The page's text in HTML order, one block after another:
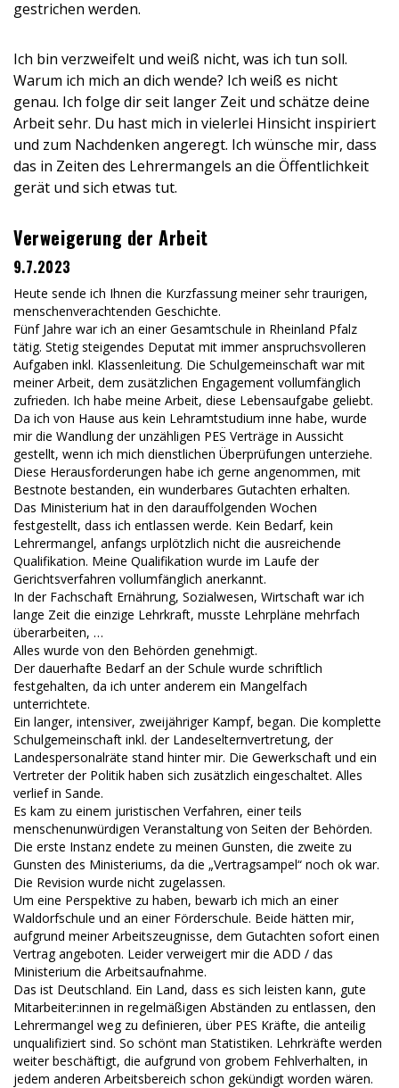
gestrichen werden.
Ich bin verzweifelt und weiß nicht, was ich tun soll.
Warum ich mich an dich wende? Ich weiß es nicht
genau. Ich folge dir seit langer Zeit und schätze deine
Arbeit sehr. Du hast mich in vielerlei Hinsicht inspiriert
und zum Nachdenken angeregt. Ich wünsche mir, dass
das in Zeiten des Lehrermangels an die Öffentlichkeit
gerät und sich etwas tut.
Verweigerung der Arbeit
9.7.2023
Heute sende ich Ihnen die Kurzfassung meiner sehr traurigen,
menschenverachtenden Geschichte.
Fünf Jahre war ich an einer Gesamtschule in Rheinland Pfalz
tätig. Stetig steigendes Deputat mit immer anspruchsvolleren
Aufgaben inkl. Klassenleitung. Die Schulgemeinschaft war mit
meiner Arbeit, dem zusätzlichen Engagement vollumfänglich
zufrieden. Ich habe meine Arbeit, diese Lebensaufgabe geliebt.
Da ich von Hause aus kein Lehramtstudium inne habe, wurde
mir die Wandlung der unzähligen PES Verträge in Aussicht
gestellt, wenn ich mich dienstlichen Überprüfungen unterziehe.
Diese Herausforderungen habe ich gerne angenommen, mit
Bestnote bestanden, ein wunderbares Gutachten erhalten.
Das Ministerium hat in den darauffolgenden Wochen
festgestellt, dass ich entlassen werde. Kein Bedarf, kein
Lehrermangel, anfangs urplötzlich nicht die ausreichende
Qualifikation. Meine Qualifikation wurde im Laufe der
Gerichtsverfahren vollumfänglich anerkannt.
In der Fachschaft Ernährung, Sozialwesen, Wirtschaft war ich
lange Zeit die einzige Lehrkraft, musste Lehrpläne mehrfach
überarbeiten, …
Alles wurde von den Behörden genehmigt.
Der dauerhafte Bedarf an der Schule wurde schriftlich
festgehalten, da ich unter anderem ein Mangelfach
unterrichtete.
Ein langer, intensiver, zweijähriger Kampf, began. Die komplette
Schulgemeinschaft inkl. der Landeselternvertretung, der
Landespersonalräte stand hinter mir. Die Gewerkschaft und ein
Vertreter der Politik haben sich zusätzlich eingeschaltet. Alles
verlief in Sande.
Es kam zu einem juristischen Verfahren, einer teils
menschenunwürdigen Veranstaltung von Seiten der Behörden.
Die erste Instanz endete zu meinen Gunsten, die zweite zu
Gunsten des Ministeriums, da die „Vertragsampel“ noch ok war.
Die Revision wurde nicht zugelassen.
Um eine Perspektive zu haben, bewarb ich mich an einer
Waldorfschule und an einer Förderschule. Beide hätten mir,
aufgrund meiner Arbeitszeugnisse, dem Gutachten sofort einen
Vertrag angeboten. Leider verweigert mir die ADD / das
Ministerium die Arbeitsaufnahme.
Das ist Deutschland. Ein Land, dass es sich leisten kann, gute
Mitarbeiter:innen in regelmäßigen Abständen zu entlassen, den
Lehrermangel weg zu definieren, über PES Kräfte, die anteilig
unqualifiziert sind. So schönt man Statistiken. Lehrkräfte werden
weiter beschäftigt, die aufgrund von grobem Fehlverhalten, in
jedem anderen Arbeitsbereich schon gekündigt worden wären.